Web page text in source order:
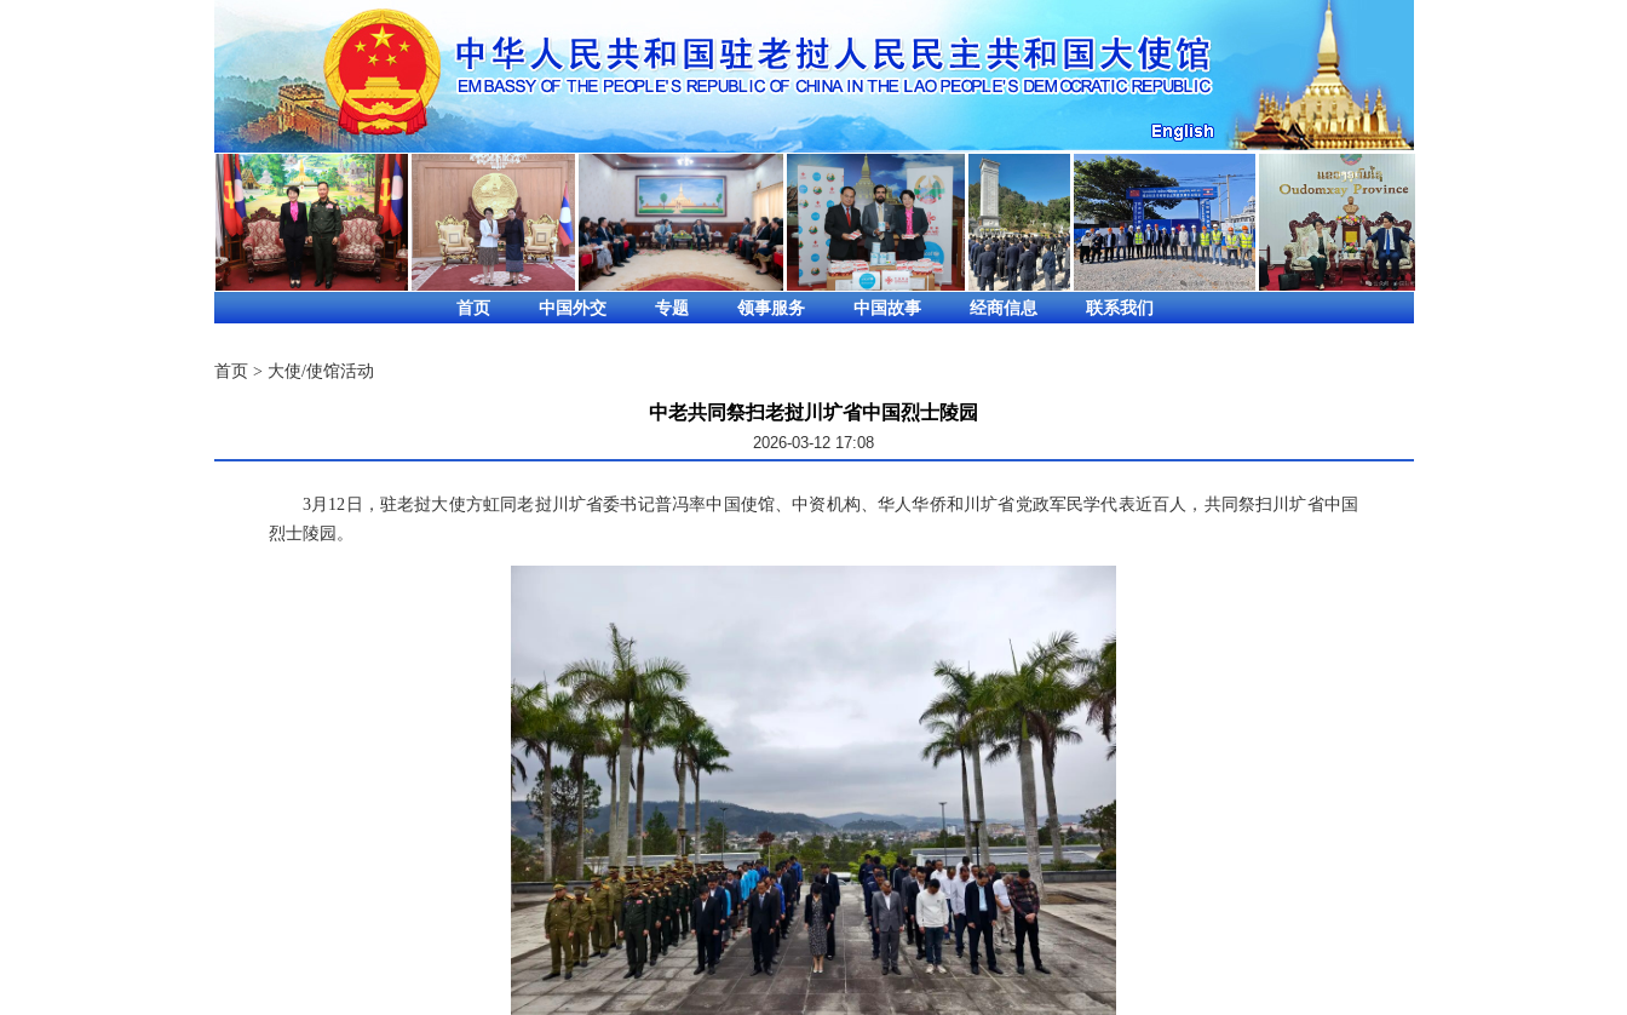
首页 中国外交 专题 领事服务 中国故事 经商信息 联系我们
首页 > 大使/使馆活动
中老共同祭扫老挝川圹省中国烈士陵园
2026-03-12 17:08
3月12日，驻老挝大使方虹同老挝川圹省委书记普冯率中国使馆、中资机构、华人华侨和川圹省党政军民学代表近百人，共同祭扫川圹省中国
烈士陵园。